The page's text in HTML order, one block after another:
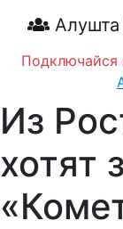
Подключайся
Из
хотят